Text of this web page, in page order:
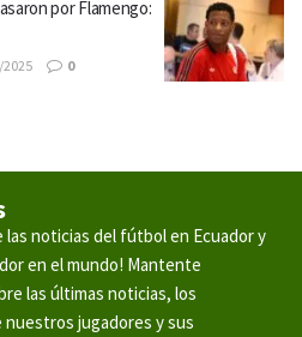
por Flamengo:
0
las noticias del fútbol en Ecuador y
en el mundo! Mantente
las últimas noticias, los
jugadores y sus